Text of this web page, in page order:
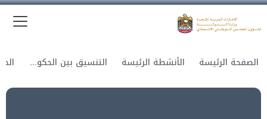
الصفحة الرئيسة الأنشطة الرئيسة التنسيق بين الحكومة والمجلس